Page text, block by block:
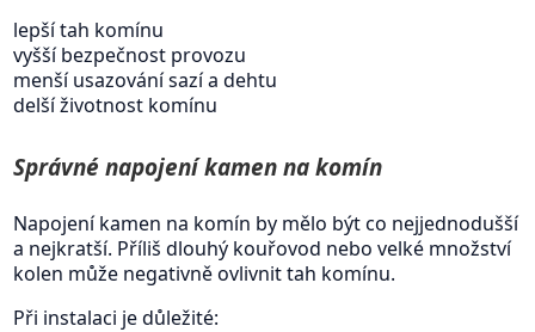
lepší tah komínu
vyšší bezpečnost provozu
menší usazování sazí a dehtu
delší životnost komínu
Správné napojení kamen na komín
Napojení kamen na komín by mělo být co nejjednodušší
a nejkratší. Příliš dlouhý kouřovod nebo velké množství
kolen může negativně ovlivnit tah komínu.
Při instalaci je důležité: